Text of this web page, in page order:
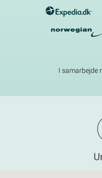
I samarbejde